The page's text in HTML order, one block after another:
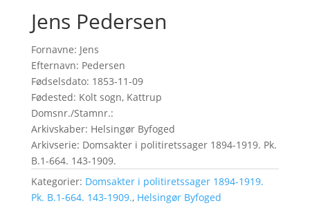
Jens Pedersen
Fornavne: Jens
Efternavn: Pedersen
Fødselsdato: 1853-11-09
Fødested: Kolt sogn, Kattrup
Domsnr./Stamnr.:
Arkivskaber: Helsingør Byfoged
Arkivserie: Domsakter i politiretssager 1894-1919. Pk.
B.1-664. 143-1909.
Kategorier: Domsakter i politiretssager 1894-1919.
Pk. B.1-664. 143-1909., Helsingør Byfoged